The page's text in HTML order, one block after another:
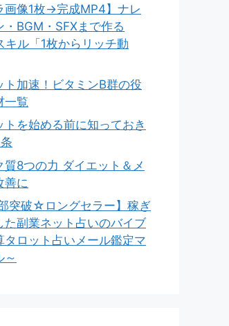
画像1枚→完成MP4】ナレ
・BGM・SFXまで作る
キル「1枚からリッチ動
ト加速！ビタミンB群の役
一覧
トを始める前に知っておき
質8つの力 ダイエット＆メ
善に
突破☆ロングセラー】稼ぎ
た副業ネット占いのバイブ
タロット占いメール鑑定マ
～